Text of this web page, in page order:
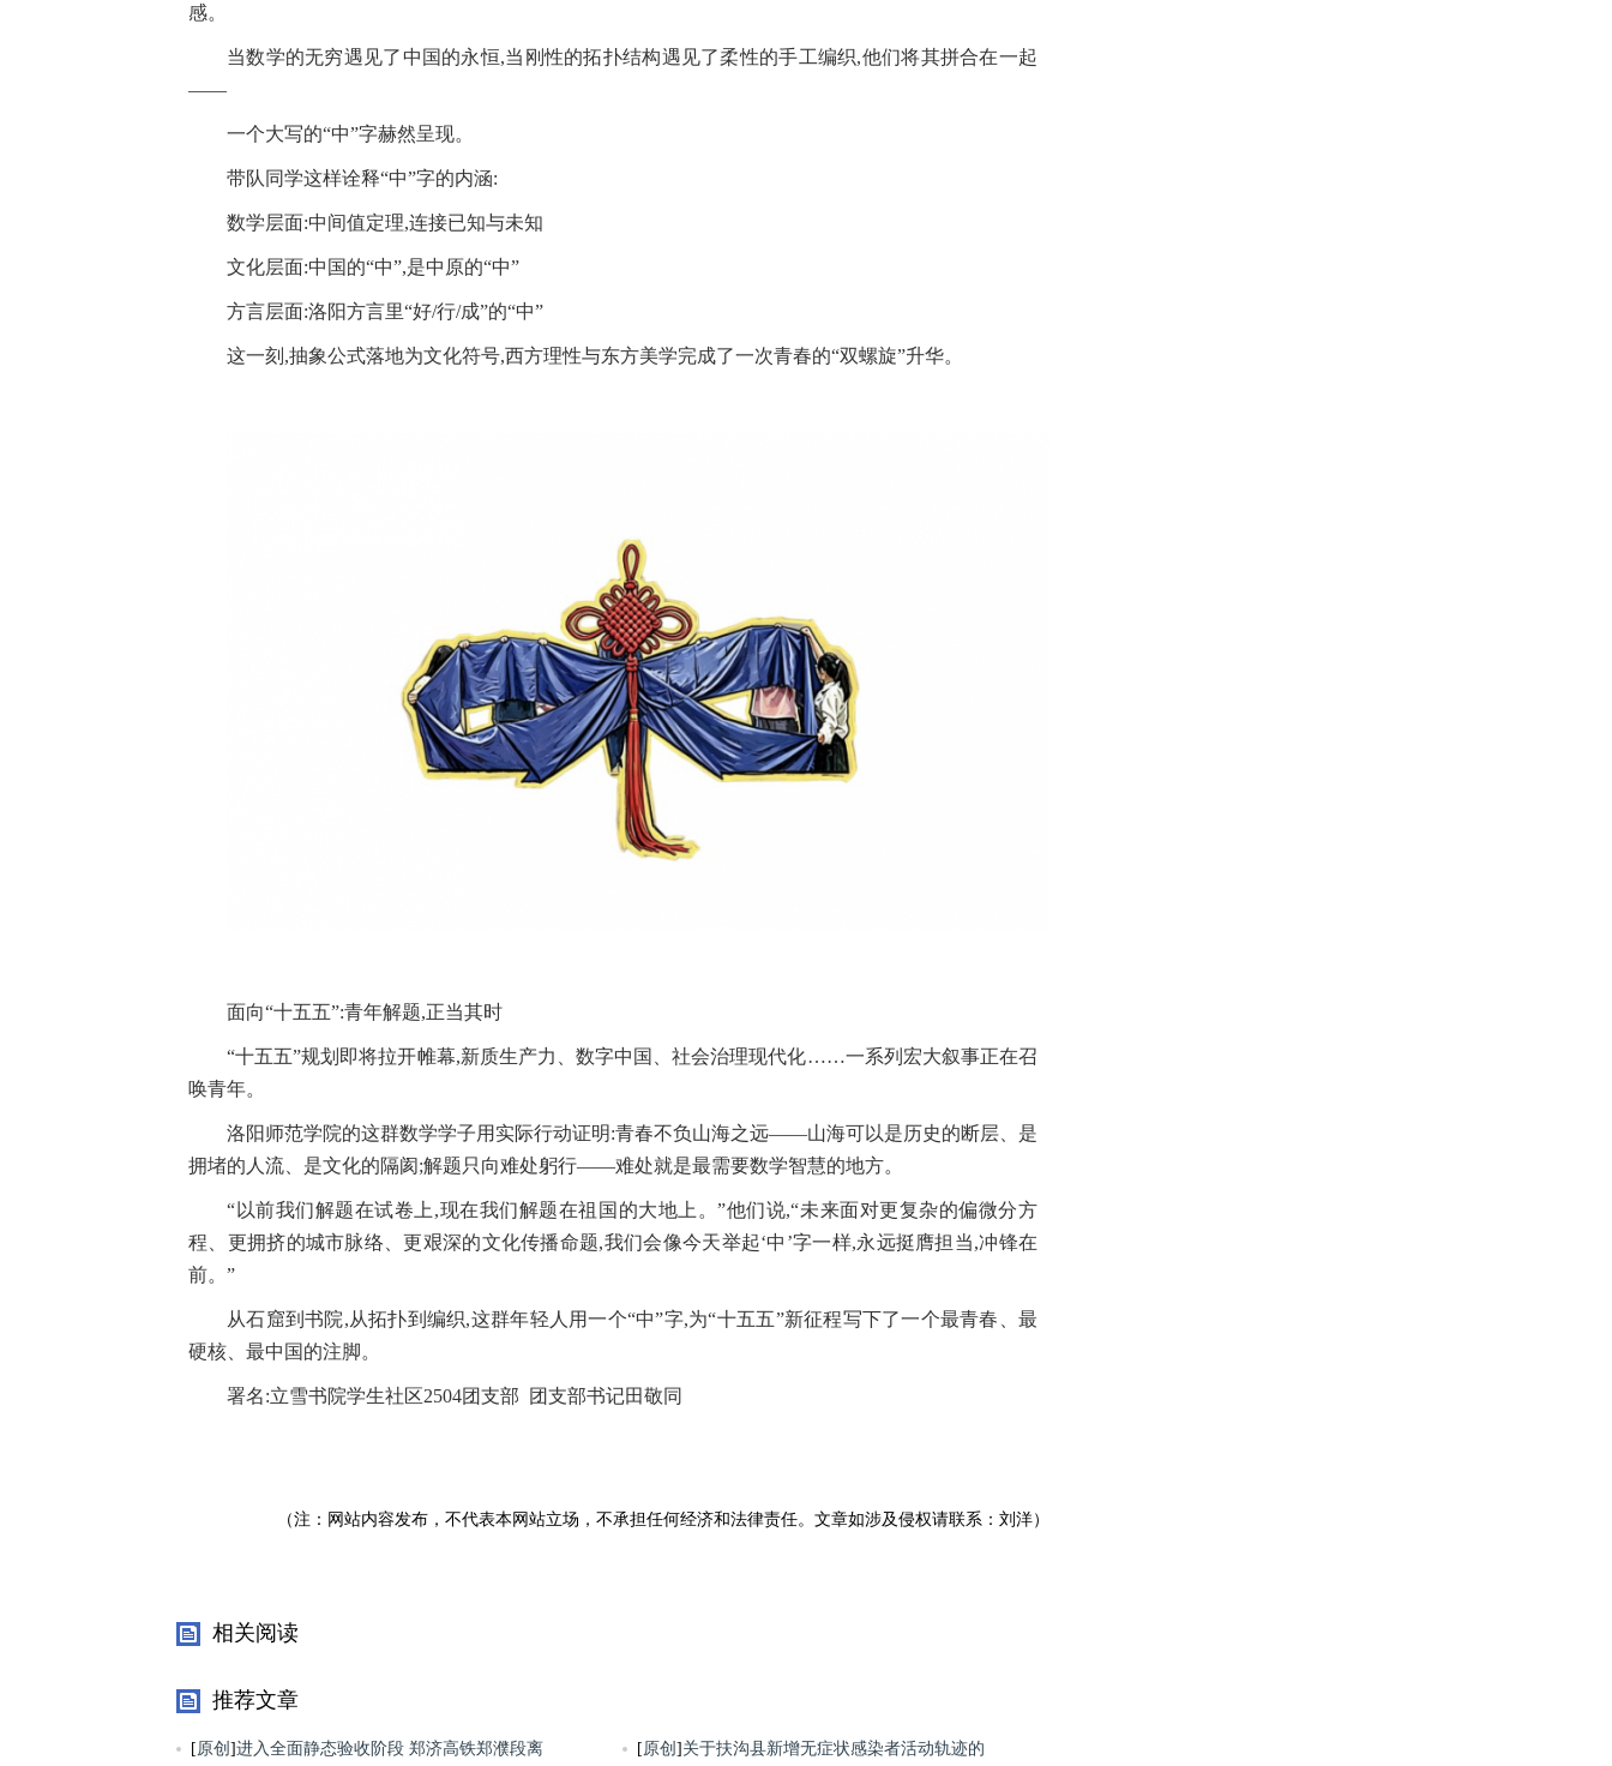
感。
当数学的无穷遇见了中国的永恒,当刚性的拓扑结构遇见了柔性的手工编织,他们将其拼合在一起
——
一个大写的“中”字赫然呈现。
带队同学这样诠释“中”字的内涵:
数学层面:中间值定理,连接已知与未知
文化层面:中国的“中”,是中原的“中”
方言层面:洛阳方言里“好/行/成”的“中”
这一刻,抽象公式落地为文化符号,西方理性与东方美学完成了一次青春的“双螺旋”升华。
面向“十五五”:青年解题,正当其时
“十五五”规划即将拉开帷幕,新质生产力、数字中国、社会治理现代化……一系列宏大叙事正在召
唤青年。
洛阳师范学院的这群数学学子用实际行动证明:青春不负山海之远——山海可以是历史的断层、是
拥堵的人流、是文化的隔阂;解题只向难处躬行——难处就是最需要数学智慧的地方。
“以前我们解题在试卷上,现在我们解题在祖国的大地上。”他们说,“未来面对更复杂的偏微分方
程、更拥挤的城市脉络、更艰深的文化传播命题,我们会像今天举起‘中’字一样,永远挺膺担当,冲锋在
前。”
从石窟到书院,从拓扑到编织,这群年轻人用一个“中”字,为“十五五”新征程写下了一个最青春、最
硬核、最中国的注脚。
署名:立雪书院学生社区2504团支部 团支部书记田敬同
（注：网站内容发布，不代表本网站立场，不承担任何经济和法律责任。文章如涉及侵权请联系：刘洋）
相关阅读
推荐文章
[ 原创 ]进入全面静态验收阶段 郑济高铁郑濮段离 [ 原创 ] 关于扶沟县新增无症状感染者活动轨迹的